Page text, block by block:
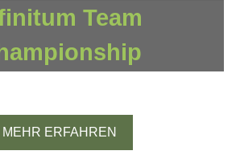
Team
MEHR ERFAHREN